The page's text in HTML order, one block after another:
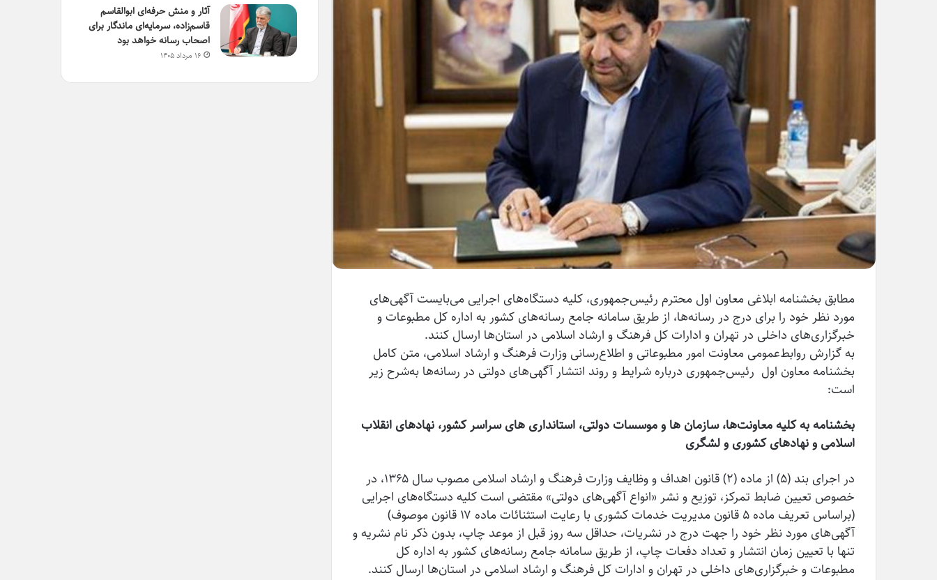
مطابق بخشنامه ابلاغی معاون اول محترم رئیس‌جمهوری، کلیه دستگاه‌های اجرایی می‌بایست آگهی‌های
مورد نظر خود را برای درج در رسانه‌ها، از طریق سامانه جامع رسانه‌های کشور به اداره کل مطبوعات و
خبرگزاری‌های داخلی در تهران و ادارات کل فرهنگ و ارشاد اسلامی در استان‌ها ارسال کنند.
به‌ گزارش روابط‌عمومی معاونت امور مطبوعاتی و اطلاع‌رسانی وزارت فرهنگ و ارشاد اسلامی، متن کامل
بخشنامه معاون اول رئیس‌جمهوری درباره شرایط و روند انتشار آگهی‌های دولتی در رسانه‌ها به‌شرح زیر
است:
بخشنامه به کلیه معاونت‌ها، سازمان ها و موسسات دولتی، استانداری های سراسر کشور، نهادهای انقلاب
اسلامی و نهادهای کشوری و لشگری
در اجرای بند (۵) از ماده (۲) قانون اهداف و وظایف وزارت فرهنگ و ارشاد اسلامی مصوب سال ۱۳۶۵، در
خصوص تعیین ضابط تمرکز، توزیع و نشر «انواع آگهی‌های دولتی» مقتضی است کلیه دستگاه‌های اجرایی
(براساس تعریف ماده ۵ قانون مدیریت خدمات کشوری با رعایت استثنائات ماده ۱۷ قانون موصوف)
آگهی‌های مورد نظر خود را جهت درج در نشریات، حداقل سه روز قبل از موعد چاپ، بدون ذکر نام نشریه و
تنها با تعیین زمان انتشار و تعداد دفعات چاپ، از طریق سامانه جامع رسانه‌های کشور به اداره کل
مطبوعات و خبرگزاری‌های داخلی در تهران و ادارات کل فرهنگ و ارشاد اسلامی در استان‌ها ارسال کنند.
آثار و منش حرفه‌ای ابوالقاسم
قاسم‌زاده، سرمایه‌ای ماندگار برای
اصحاب رسانه خواهد بود
۱۶ مرداد ۱۴۰۵